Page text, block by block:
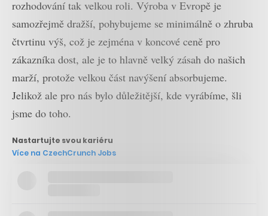
rozhodování tak velkou roli. Výroba v Evropě je
samozřejmě dražší, pohybujeme se minimálně o zhruba
čtvrtinu výš, což je zejména v koncové ceně pro
zákazníka dost, ale je to hlavně velký zásah do našich
marží, protože velkou část navýšení absorbujeme.
Jelikož ale pro nás bylo důležitější, kde vyrábíme, šli
jsme do toho.
Nastartujte svou kariéru
Více na CzechCrunch Jobs